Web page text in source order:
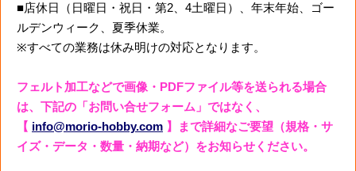
■店休日（日曜日・祝日・第2、4土曜日）、年末年始、ゴー
ルデンウィーク、夏季休業。
※すべての業務は休み明けの対応となります。
フェルト加工などで画像・PDFファイル等を送られる場合
は、下記の「お問い合せフォーム」ではなく、
【 info@morio-hobby.com 】まで詳細なご要望（規格・サ
イズ・データ・数量・納期など）をお知らせください。